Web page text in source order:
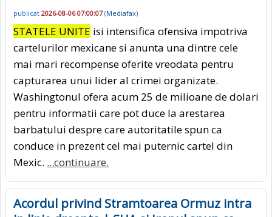
publicat 2026-08-06 07:00:07(Mediafax)
STATELE UNITE isi intensifica ofensiva impotriva
cartelurilor mexicane si anunta una dintre cele
mai mari recompense oferite vreodata pentru
capturarea unui lider al crimei organizate.
Washingtonul ofera acum 25 de milioane de dolari
pentru informatii care pot duce la arestarea
barbatului despre care autoritatile spun ca
conduce in prezent cel mai puternic cartel din
Mexic. ...continuare.
Acordul privind Stramtoarea Ormuz intra